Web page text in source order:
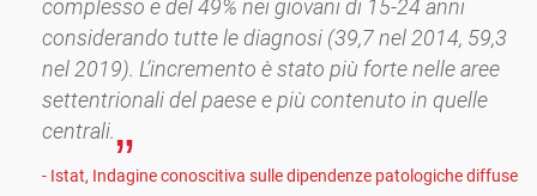
complesso e del 49% nei giovani di 15-24 anni
considerando tutte le diagnosi (39,7 nel 2014, 59,3
nel 2019). L’incremento è stato più forte nelle aree
settentrionali del paese e più contenuto in quelle
centrali.
- Istat, Indagine conoscitiva sulle dipendenze patologiche diffuse